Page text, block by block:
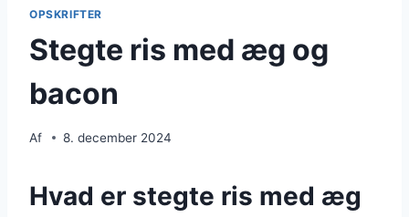
OPSKRIFTER
Stegte ris med æg og
bacon
Af 8. december 2024
Hvad er stegte ris med æg